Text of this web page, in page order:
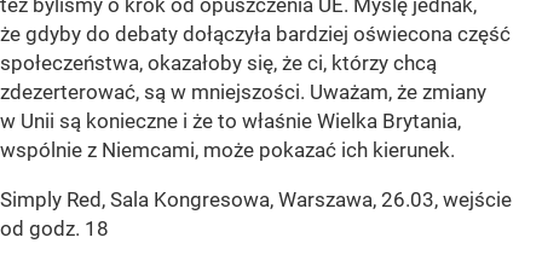
też byliśmy o krok od opuszczenia UE. Myślę jednak,
że gdyby do debaty dołączyła bardziej oświecona część
społeczeństwa, okazałoby się, że ci, którzy chcą
zdezerterować, są w mniejszości. Uważam, że zmiany
w Unii są konieczne i że to właśnie Wielka Brytania,
wspólnie z Niemcami, może pokazać ich kierunek.
Simply Red, Sala Kongresowa, Warszawa, 26.03, wejście
od godz. 18